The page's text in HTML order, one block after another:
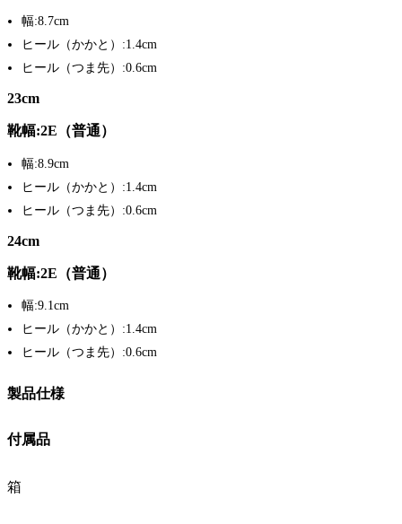
幅:8.7cm
ヒール（かかと）:1.4cm
ヒール（つま先）:0.6cm
23cm
靴幅:2E（普通）
幅:8.9cm
ヒール（かかと）:1.4cm
ヒール（つま先）:0.6cm
24cm
靴幅:2E（普通）
幅:9.1cm
ヒール（かかと）:1.4cm
ヒール（つま先）:0.6cm
製品仕様
付属品
箱